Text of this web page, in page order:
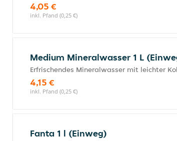
4,05 €
inkl. Pfand (0,25 €)
Medium Mineralwasser 1 L
Erfrischendes Mineralwasser mit leichter
4,15 €
inkl. Pfand (0,25 €)
Fanta 1 l (Einweg)